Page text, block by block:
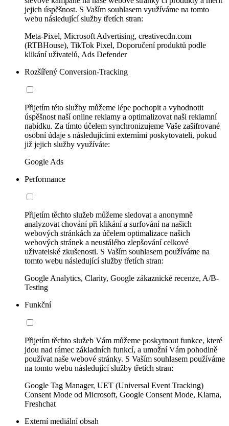
jejich úspěšnost. S Vaším souhlasem využíváme na tomto
webu následující služby třetích stran:
Meta-Pixel, Microsoft Advertising, creativecdn.com
(RTBHouse), TikTok Pixel, Doporučení produktů podle
klikání uživatelů, Ads Defender
Rozšířený Conversion-Tracking
Přijetím této služby můžeme lépe pochopit a vyhodnotit
úspěšnost naší online reklamy a optimalizovat naši reklamní
nabídku. Za tímto účelem synchronizujeme Vaše zašifrované
osobní údaje s následujícími externími poskytovateli, pokud
již jejich služby využíváte:
Google Ads
Performance
Přijetím těchto služeb můžeme sledovat a anonymně
analyzovat chování při klikání a surfování na našich
webových stránkách za účelem optimalizace našich
webových stránek a neustálého zlepšování celkové
uživatelské zkušenosti. S Vaším souhlasem používáme na
tomto webu následující služby třetích stran:
Google Analytics, Clarity, Google zákaznické recenze, A/B-
Testing
Funkční
Přijetím těchto služeb Vám můžeme poskytnout funkce, které
jdou nad rámec základních funkcí, a umožní Vám pohodlně
používat naše webové stránky. S Vaším souhlasem používáme
na tomto webu následující služby třetích stran:
Google Tag Manager, UET (Universal Event Tracking)
Consent Mode od Microsoft, Google Consent Mode, Klarna,
Freshchat
Externí mediální obsah